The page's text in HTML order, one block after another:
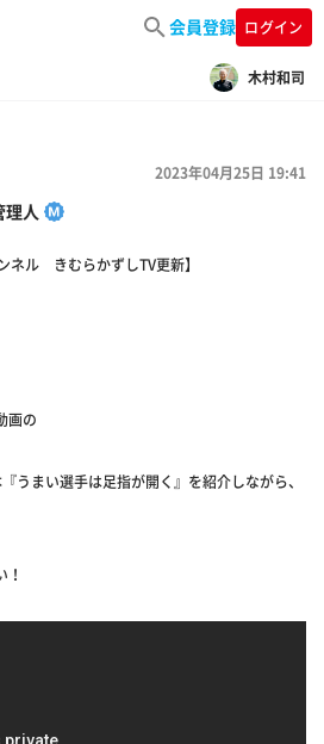
会員登録 ログイン
木村和司
理人
2023年04月25日 19:41
ネル きむらかずしTV更新】
画の
うまい選手は足指が開く』を紹介しながら、